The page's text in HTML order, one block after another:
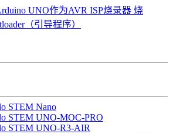
UNO作为AVR ISP烧录器 烧
（引导程序）
STEM Nano
STEM UNO-MOC-PRO
STEM UNO-R3-AIR